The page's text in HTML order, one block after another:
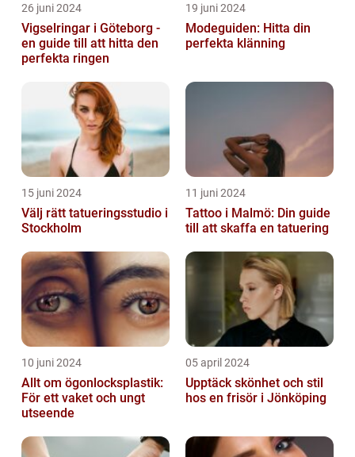
26 juni 2024
Vigselringar i Göteborg -
en guide till att hitta den
perfekta ringen
19 juni 2024
Modeguiden: Hitta din
perfekta klänning
15 juni 2024
Välj rätt tatueringsstudio i
Stockholm
11 juni 2024
Tattoo i Malmö: Din guide
till att skaffa en tatuering
10 juni 2024
Allt om ögonlocksplastik:
För ett vaket och ungt
utseende
05 april 2024
Upptäck skönhet och stil
hos en frisör i Jönköping